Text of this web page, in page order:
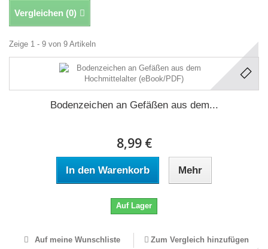
Vergleichen (0)
Zeige 1 - 9 von 9 Artikeln
Bodenzeichen an Gefäßen aus dem...
8,99 €
In den Warenkorb Mehr
Auf Lager
Auf meine Wunschliste Zum Vergleich hinzufügen